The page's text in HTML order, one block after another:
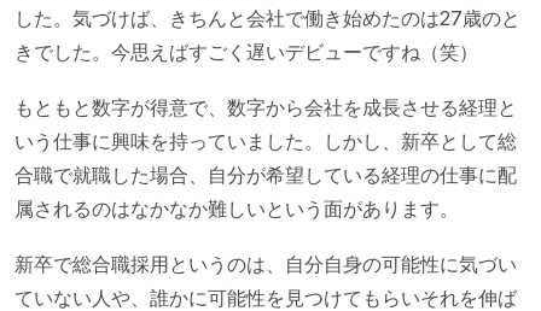
した。気づけば、きちんと会社で働き始めたのは27歳のと
きでした。今思えばすごく遅いデビューですね（笑）
もともと数字が得意で、数字から会社を成長させる経理と
いう仕事に興味を持っていました。しかし、新卒として総
合職で就職した場合、自分が希望している経理の仕事に配
属されるのはなかなか難しいという面があります。
新卒で総合職採用というのは、自分自身の可能性に気づい
ていない人や、誰かに可能性を見つけてもらいそれを伸ば